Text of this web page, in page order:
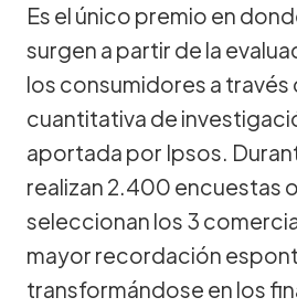
Es el único premio en
surgen a partir de la
los consumidores a través
cuantitativa de
aportada por Ipsos.
realizan 2.400 encuestas
seleccionan los 3
mayor recordación
transformándose en los